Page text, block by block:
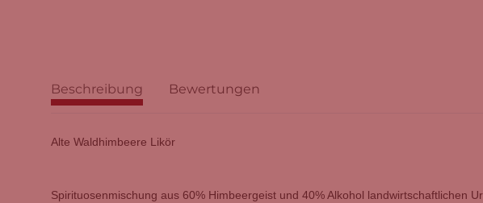
Beschreibung Bewertungen
Alte Waldhimbeere Likör
Spirituosenmischung aus 60% Himbeergeist und 40% Alkohol landwirtschaftlichen